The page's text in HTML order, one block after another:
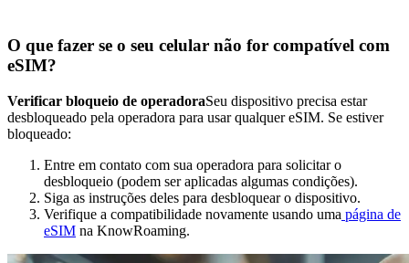
O que fazer se o seu celular não for compatível com
eSIM?
Verificar bloqueio de operadoraSeu dispositivo precisa estar
desbloqueado pela operadora para usar qualquer eSIM. Se estiver
bloqueado:
Entre em contato com sua operadora para solicitar o
desbloqueio (podem ser aplicadas algumas condições).
Siga as instruções deles para desbloquear o dispositivo.
Verifique a compatibilidade novamente usando uma página de
eSIM na KnowRoaming.